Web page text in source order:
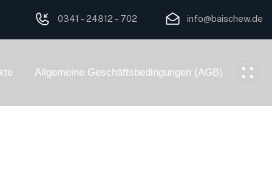
0341 – 24812 – 702 info@baischew.de
Allgemeine Geschäftsbedingungen (AGB)